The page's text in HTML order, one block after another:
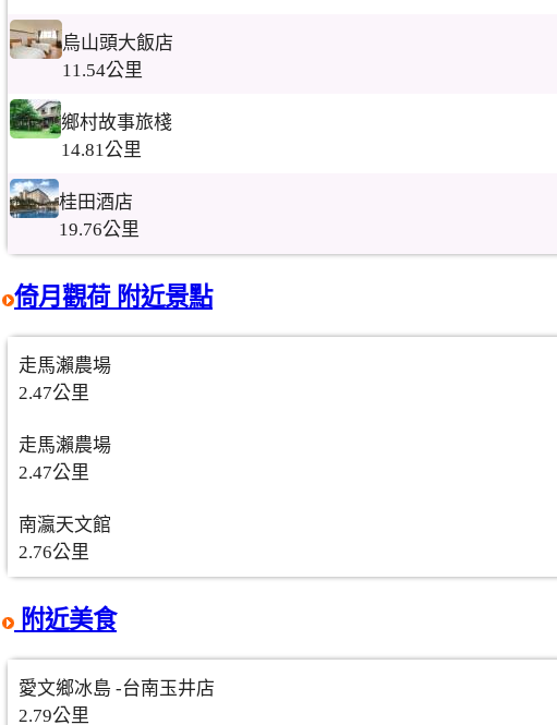
烏山頭大飯店
11.54公里
鄉村故事旅棧
14.81公里
桂田酒店
19.76公里
倚月觀荷 附近景點
走馬瀨農場
2.47公里
走馬瀨農場
2.47公里
南瀛天文館
2.76公里
附近美食
愛文鄉冰島 -台南玉井店
2.79公里